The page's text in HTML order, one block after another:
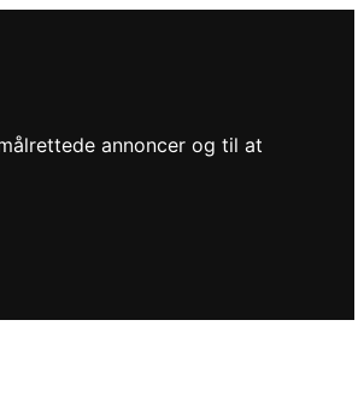
annoncer og til at